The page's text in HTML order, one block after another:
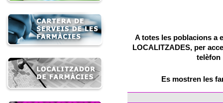
A totes les poblacions a
LOCALITZADES, per
telèfon
Es mostren les